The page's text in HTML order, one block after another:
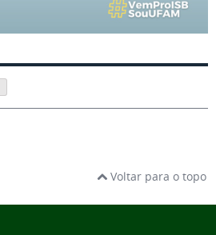
Voltar para o topo